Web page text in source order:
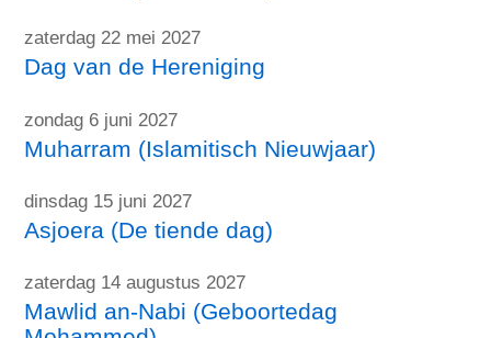
zaterdag 22 mei 2027
Dag van de Hereniging
zondag 6 juni 2027
Muharram (Islamitisch Nieuwjaar)
dinsdag 15 juni 2027
Asjoera (De tiende dag)
zaterdag 14 augustus 2027
Mawlid an-Nabi (Geboortedag